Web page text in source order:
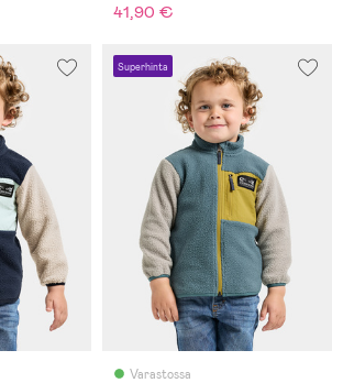
41,90 €
Superhinta
Varastossa